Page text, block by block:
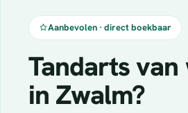
Aanbevolen · direct boekbaar
Tandarts
in Zwalm?